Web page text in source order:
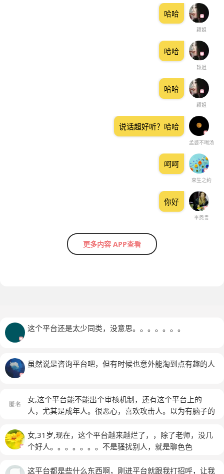
颖姐
哈哈
颖姐
哈哈
颖姐
哈哈
孟婆不喝汤
说话超好听？哈哈
來生之約
呵呵
李恩贵
你好
更多内容 APP查看
这个平台还是太少同类，没意思。。。。。。。
虽然说是咨询平台吧，但有时候也意外能淘到点有趣的人
女,这个平台能不能出个审核机制，还有这个平台上的
人，尤其是成年人。很恶心，喜欢攻击人。以为有脑子的
大，在别人的帖子打击人。互相骂人，都带有很暴力，很
恶心的文字，像什么操什么东西的，平台能不能管管。决
音。无脑跟风的人真多。
(匿名)
女,31岁,现在，这个平台越来越烂了，，除了老师，没几
个好人。。。。。。。不是骚扰别人，就是聊色色
这平台都是些什么东西啊，刚进平台就跟我打招呼，让我